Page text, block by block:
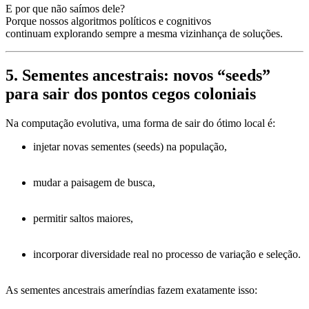
E por que não saímos dele?
Porque nossos algoritmos políticos e cognitivos
continuam explorando sempre a mesma vizinhança de soluções.
5. Sementes ancestrais: novos “seeds”
para sair dos pontos cegos coloniais
Na computação evolutiva, uma forma de sair do ótimo local é:
injetarnovas sementes (seeds) na população,
mudar a paisagem de busca,
permitir saltos maiores,
incorporar diversidade real no processo de variação e seleção.
As sementes ancestrais ameríndias fazem exatamente isso: